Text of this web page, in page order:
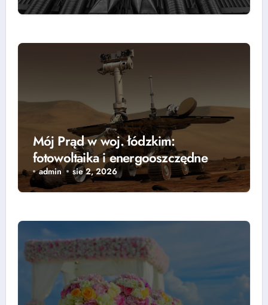
Mój Prąd w woj. łódzkim:
fotowoltaika i energooszczędne
rozwiązania — grzejniki, pompy
ciepła i lampy parkingowe
admin sie 2, 2026